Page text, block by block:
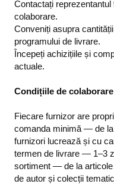
Contactați
colaborare.
Conveniți asupra
programului de livrare.
Începeți achizițiile și
actuale.
Condițiile de
Fiecare furnizor are
comanda minimă — de la
furnizori lucrează și cu
termen de livrare — 1–3
sortiment — de la articole
de autor și colecții